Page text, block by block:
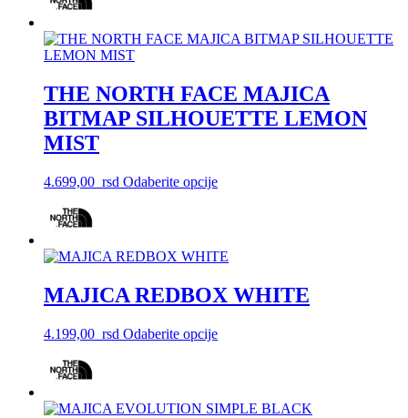
THE NORTH FACE MAJICA
BITMAP SILHOUETTE LEMON
MIST
4.699,00 rsd Odaberite opcijeOvaj
Opcije
biti
stranici
MAJICA REDBOX WHITE
4.199,00 rsd Odaberite opcijeOvaj
Opcije